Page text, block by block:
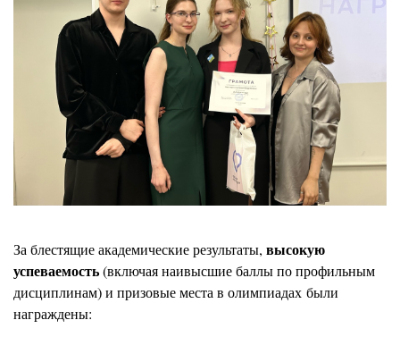
За блестящие академические результаты, высокую
успеваемость(включая наивысшие баллы по профильным
дисциплинам) и призовые места в олимпиадах были
награждены: